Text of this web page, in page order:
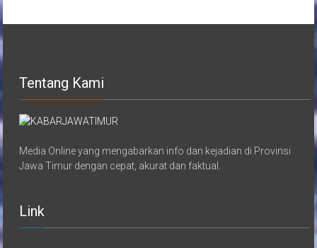
Tentang Kami
Media Online yang mengabarkan info dan kejadian di Provinsi
Jawa Timur dengan cepat, akurat dan faktual.
Link